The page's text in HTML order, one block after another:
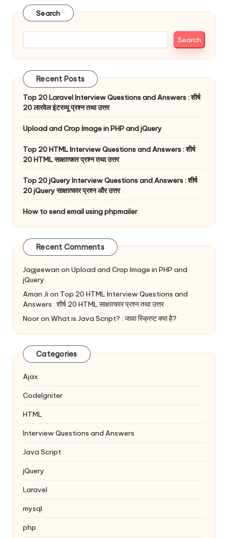
Search
Search
Recent Posts
Top 20 Laravel Interview Questions and Answers : शीर्ष
20 लारवेल इंटरव्यू प्रश्न तथा उत्तर
Upload and Crop Image in PHP and jQuery
Top 20 HTML Interview Questions and Answers : शीर्ष
20 HTML साक्षात्कार प्रश्न तथा उत्तर
Top 20 jQuery Interview Questions and Answers : शीर्ष
20 jQuery साक्षात्कार प्रश्न और उत्तर
How to send email using phpmailer
Recent Comments
Jagjeewan on Upload and Crop Image in PHP and
jQuery
Aman Ji on Top 20 HTML Interview Questions and
Answers : शीर्ष 20 HTML साक्षात्कार प्रश्न तथा उत्तर
Nooron What is Java Script? : जावा स्क्रिप्ट क्या है?
Categories
Ajax
Codelgniter
HTML
Interview Questions and Answers
Java Script
jQuery
Laravel
mysql
php